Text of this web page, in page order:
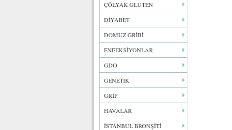
ÇÖLYAK GLUTEN
DİYABET
DOMUZ GRİBİ
ENFEKSİYONLAR
GDO
GENETİK
GRİP
HAVALAR
İSTANBUL BRONŞİTİ